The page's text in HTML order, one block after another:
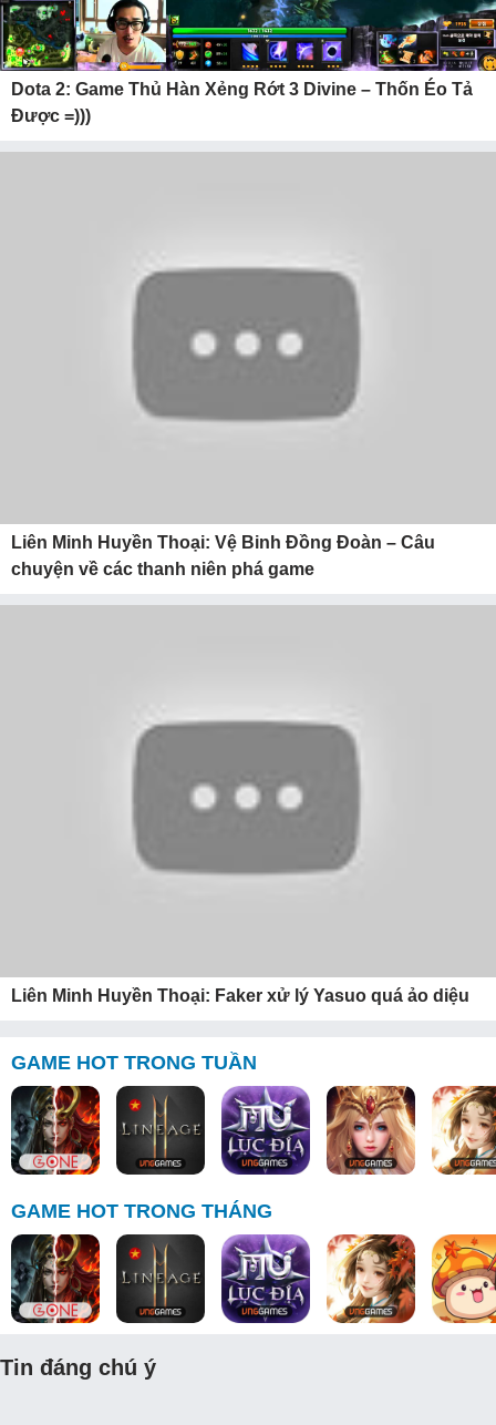
Dota 2: Game Thủ Hàn Xẻng Rớt 3 Divine – Thốn Éo Tả
Được =)))
Liên Minh Huyền Thoại: Vệ Binh Đồng Đoàn – Câu
chuyện về các thanh niên phá game
Liên Minh Huyền Thoại: Faker xử lý Yasuo quá ảo diệu
GAME HOT TRONG TUẦN
GAME HOT TRONG THÁNG
Tin đáng chú ý